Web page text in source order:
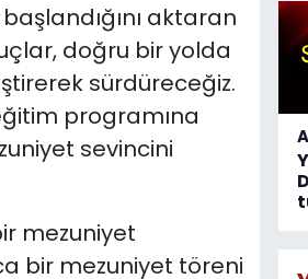
aktaran
doğru bir yolda
sürdüreceğiz.
programına
sevincini
mezuniyet
bir mezuniyet töreni